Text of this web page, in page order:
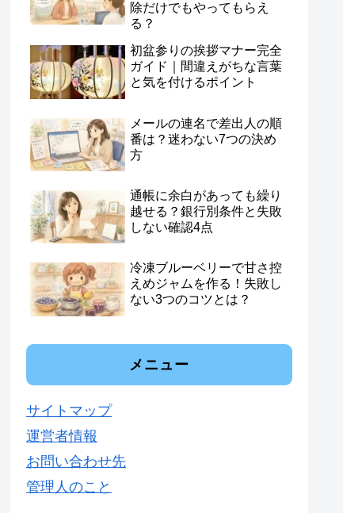
除だけでもやってもらえ
る？
初盆参りの挨拶マナー完全
ガイド｜間違えがちな言葉
と気を付けるポイント
メールの連名で差出人の順
番は？迷わない7つの決め
方
通帳に余白があっても繰り
越せる？銀行別条件と失敗
しない確認4点
冷凍ブルーベリーで甘さ控
えめジャムを作る！失敗し
ない3つのコツとは？
メニュー
サイトマップ
運営者情報
お問い合わせ先
管理人のこと